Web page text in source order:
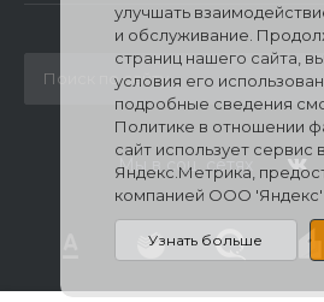
Мы в соц. сетях
улучшать
и обслуживание.
страниц нашего сайта,
условия его
подробные сведения
Политике в отношении
сайт использует сервис
Яндекс.Метрика,
компанией ООО 'Яндекс'
Узнать больше